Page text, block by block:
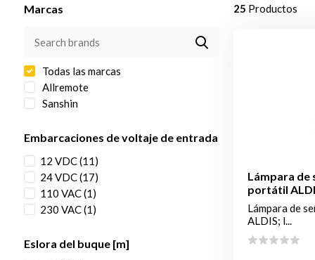
Marcas
Todas las marcas
Allremote
Sanshin
Embarcaciones de voltaje de entrada
12 VDC(11)
24 VDC(17)
110 VAC(1)
230 VAC(1)
Eslora del buque [m]
25 Productos
Lámpara de
portátil
Lámpara de
ALDIS; l...